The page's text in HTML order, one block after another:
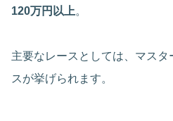
120万円以上。
主要なレースとしては、マス
スが挙げられます。